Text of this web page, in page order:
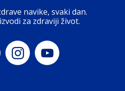
navike, svaki dan.
za zdraviji život.